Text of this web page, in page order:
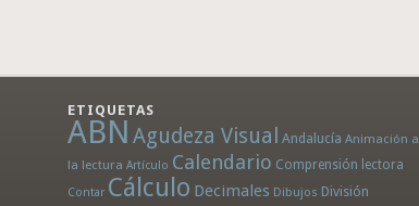
ETIQUETAS
ABN Agudeza Visual Andalucía Animación a
la lectura Artículo Calendario Comprensión lectora
Contar Cálculo Decimales Dibujos División